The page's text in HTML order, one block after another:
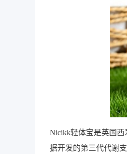
Nicikk轻体宝是英国西
据开发的第三代代谢